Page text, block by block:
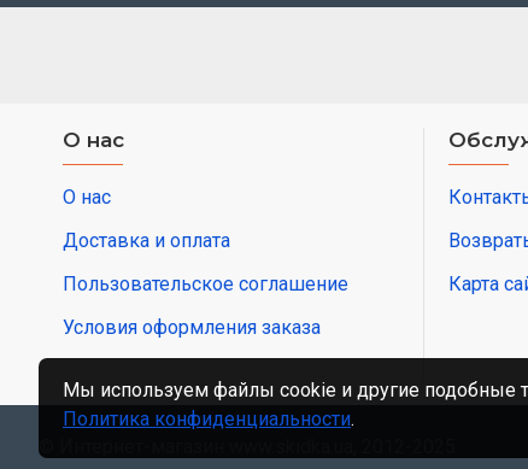
О нас
О нас
Доставка и оплата
Пользовательское соглашение
Условия оформления заказа
Карта
Мы используем файлы cookie и другие подобные
Политика конфиденциальности.